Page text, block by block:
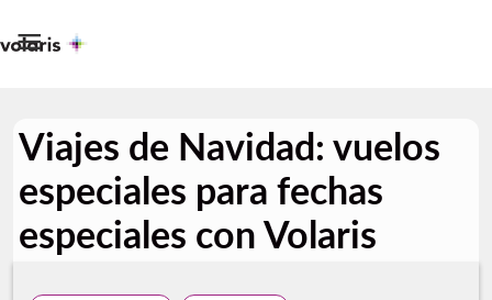

Viajes de Navidad: vuelos
especiales para fechas
especiales con Volaris